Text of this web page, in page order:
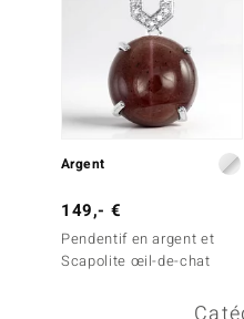
Argent
149,- €
Pendentif en argent et
Scapolite œil-de-chat